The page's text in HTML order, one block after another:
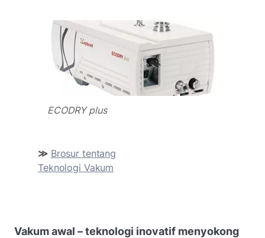
ECODRY plus
≫ Brosur tentang
Teknologi Vakum
Vakum awal – teknologi inovatif menyokong